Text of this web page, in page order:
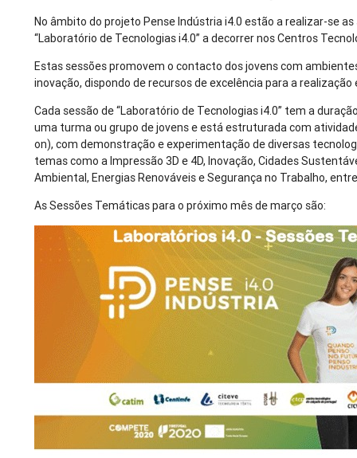
No âmbito do projeto Pense Indústria i4.0 estão a realizar-se
“Laboratório de Tecnologias i4.0” a decorrer nos Centros
Estas sessões promovem o contacto dos jovens com
inovação, dispondo de recursos de excelência para a realização
Cada sessão de “Laboratório de Tecnologias i4.0” tem a
uma turma ou grupo de jovens e está estruturada com
on), com demonstração e experimentação de diversas
temas como a Impressão 3D e 4D, Inovação, Cidades
Ambiental, Energias Renováveis e Segurança no Trabalho,
As Sessões Temáticas para o próximo mês de março são: